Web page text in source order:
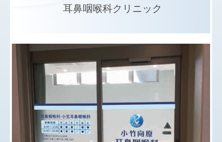
耳鼻咽喉科クリニック